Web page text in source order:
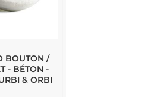
BOUTON /
- BÉTON -
& ORBI